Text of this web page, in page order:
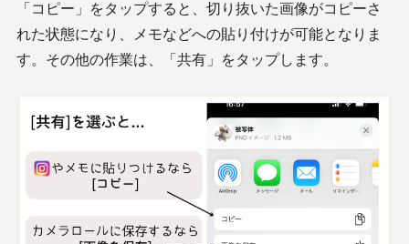
「コピー」をタップすると、切り抜いた画像がコピーさ
れた状態になり、メモなどへの貼り付けが可能となりま
す。その他の作業は、「共有」をタップします。